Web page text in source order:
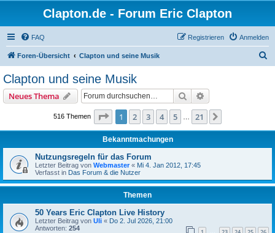
Clapton.de - Forum Eric Clapton
FAQ Anmelden
Registrieren
Foren-Übersicht Clapton und seine Musik
Clapton und seine Musik
Neues Thema Suche
516 Themen Seite 1von 21
1 2 3 4 5 21
Bekanntmachungen
Nutzungsregeln für das Forum
Letzter Beitrag von Webmaster« Mi 4. Jan 2012, 17:45
Verfasst in Das Forum & die Nutzer
Themen
50 Years Eric Clapton Live History
Letzter Beitrag von Uli « Do 2. Jul 2026, 21:00
Antworten: 254